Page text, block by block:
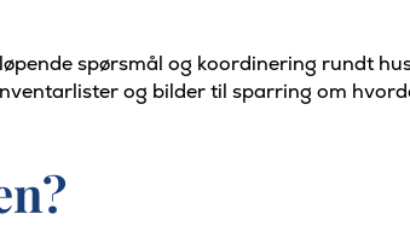
spørsmål og koordinering rundt
og bilder til sparring om